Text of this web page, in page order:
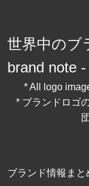
世界中のブ
brand note
* All logo
* ブランドロゴ
ブランド情報まと